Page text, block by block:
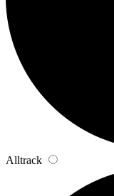
Alltrack